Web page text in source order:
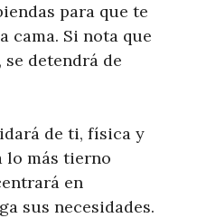
para que te
cama. Si nota que
detendrá de
de ti, física y
lo más tierno
en
sus necesidades.